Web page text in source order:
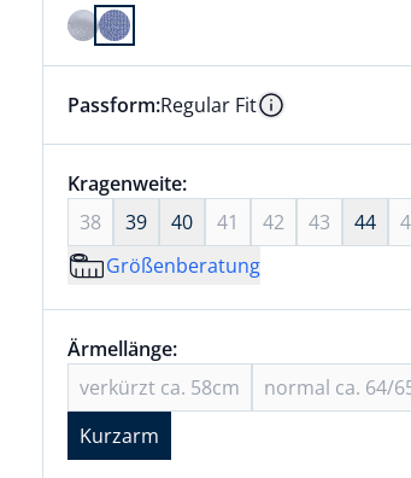
Farbe Karo Blau/Weiß ausgewählt
Dieser Artikel hat die Passform
Passform:Regular Fit Information
Größenauswahl:
Kragenweite:nichts ausgewählt
38
39 40 41 42 43 44
Größenberatung
Größenauswahl:
Ärmellänge:aktuell ausgewählt:
Ärmellänge Kurzarm ausgewählt
verkürzt ca. 58cm
normal ca. 64/
Kurzarm